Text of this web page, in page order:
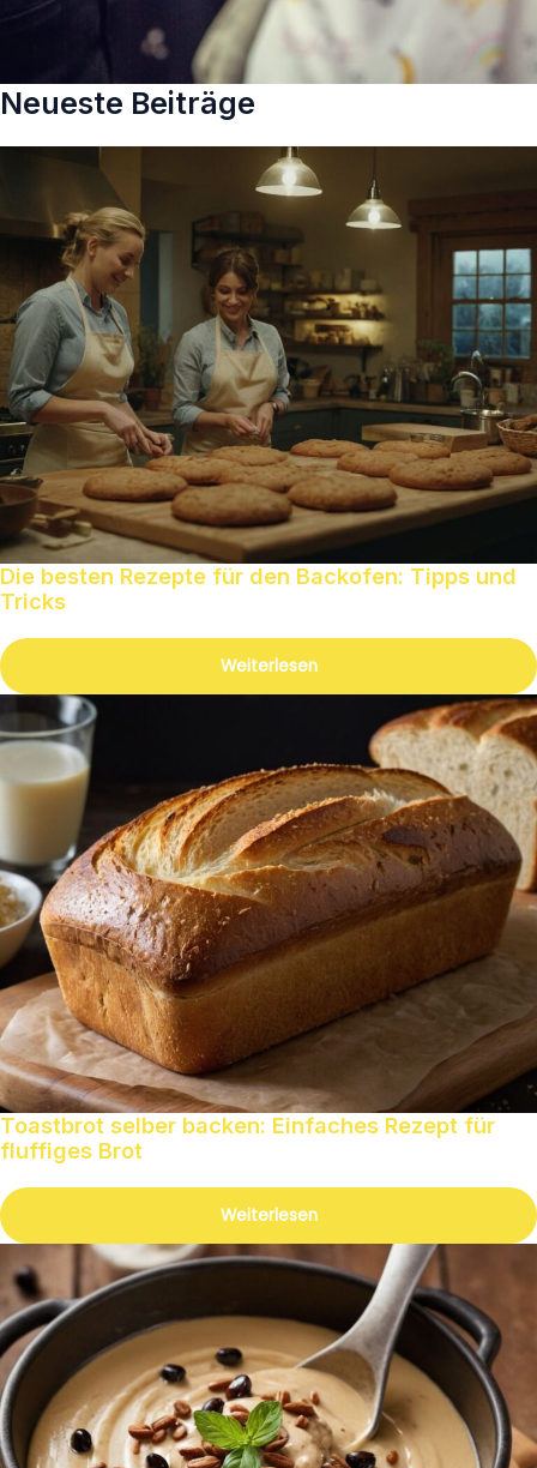
Neueste Beiträge
Die besten Rezepte für den Backofen: Tipps und
Tricks
Weiterlesen
Toastbrot selber backen: Einfaches Rezept für
fluffiges Brot
Weiterlesen